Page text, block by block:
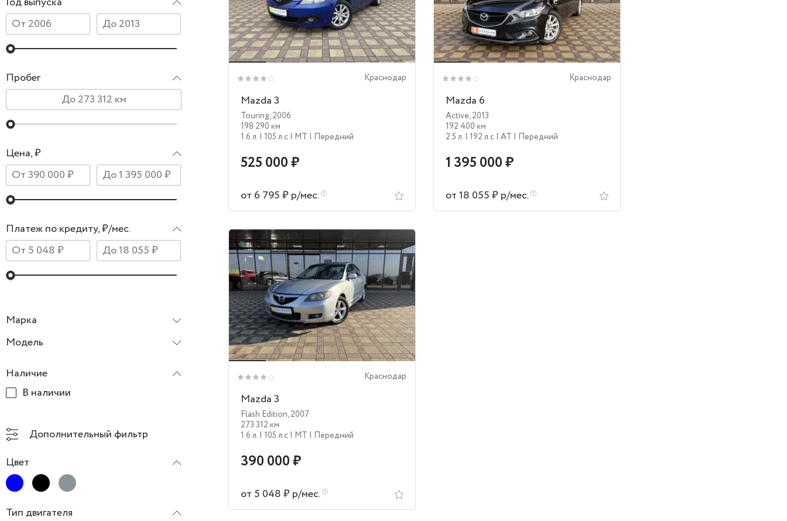
Пробег
Марка
Модель
Цена, ₽
Платеж по кредиту, ₽/мес.
Наличие
В наличии
Дополнительный фильтр
Цвет
Тип двигателя
Краснодар
Mazda 3
Touring,2006
198 290 км
1.6 л. | 105 л.c | MT | Передний
525 000 ₽
от 6 795 ₽ р/мес.
Краснодар
Mazda 6
Active,2013
192 400 км
2.5 л. | 192 л.c | AT | Передний
1 395 000 ₽
от 18 055 ₽ р/мес.
В наличии
Краснодар
Mazda 3
Flash Edition,2007
273 312 км
1.6 л. | 105 л.c | MT | Передний
390 000 ₽
от 5 048 ₽ р/мес.